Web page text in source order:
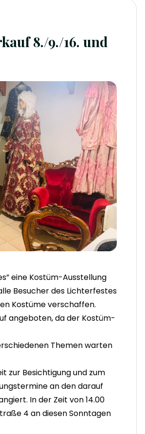
8./9./16. und
eine Kostüm-Ausstellung
Besucher des Lichterfestes
Kostüme verschaffen.
angeboten, da der Kostüm-
Themen warten
zur Besichtigung und zum
an den darauf
In der Zeit von 14.00
4 an diesen Sonntagen